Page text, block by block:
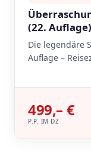
(22. Auflage)
Die legendäre
Auflage –
499,– €
P.P. IM DZ